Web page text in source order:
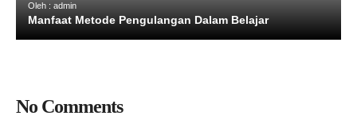
Oleh : admin
Manfaat Metode Pengulangan Dalam Belajar
No Comments